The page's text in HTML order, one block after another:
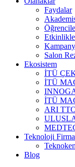
Faydalar
Salon
Ekosistem
İTÜ
İTÜ
İTÜ
ARI
Teknoloji
Blog